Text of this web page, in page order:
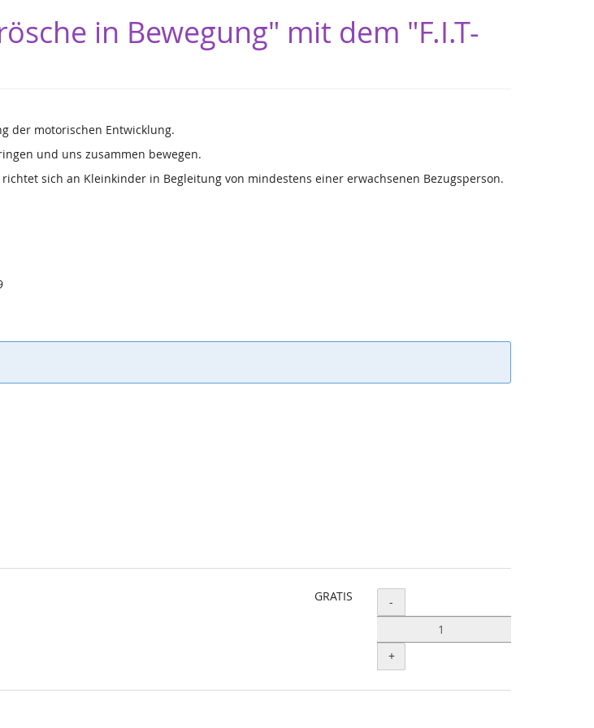
in Bewegung" mit dem "F.I.T-
der motorischen Entwicklung.
und uns zusammen bewegen.
sich an Kleinkinder in Begleitung von mindestens einer erwachsenen Bezugsperson.
GRATIS Menge
-
+